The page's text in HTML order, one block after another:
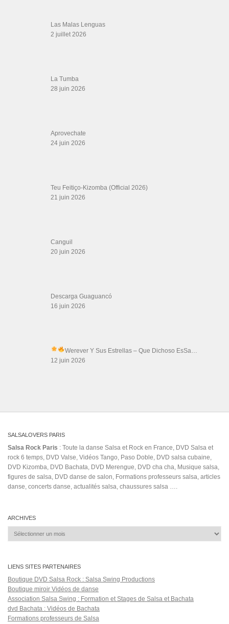
Las Malas Lenguas
2 juillet 2026
La Tumba
28 juin 2026
Aprovechate
24 juin 2026
Teu Feitiço-Kizomba (Official 2026)
21 juin 2026
Canguil
20 juin 2026
Descarga Guaguancó
16 juin 2026
Werever Y Sus Estrellas – Que Dichoso EsSa…
12 juin 2026
SALSALOVERS PARIS
Salsa Rock Paris : Toute la danse Salsa et Rock en France, DVD Salsa et
rock 6 temps, DVD Valse, Vidéos Tango, Paso Doble, DVD salsa cubaine,
DVD Kizomba, DVD Bachata, DVD Merengue, DVD cha cha, Musique salsa,
figures de salsa, DVD danse de salon, Formations professeurs salsa, articles
danse, concerts danse, actualités salsa, chaussures salsa ….
ARCHIVES
Archives
LIENS SITES PARTENAIRES
Boutique DVD Salsa Rock : Salsa Swing Productions
Boutique miroir Vidéos de danse
Association Salsa Swing : Formation et Stages de Salsa et Bachata
dvd Bachata : Vidéos de Bachata
Formations professeurs de Salsa